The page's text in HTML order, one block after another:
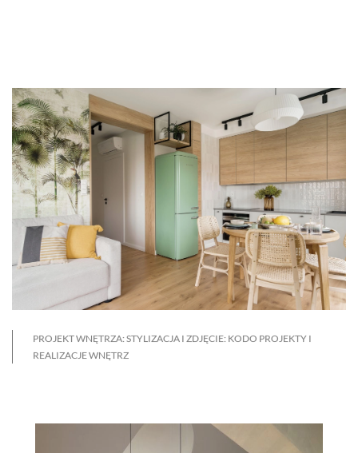
PROJEKT WNĘTRZA: STYLIZACJA I ZDJĘCIE: KODO PROJEKTY I
REALIZACJE WNĘTRZ